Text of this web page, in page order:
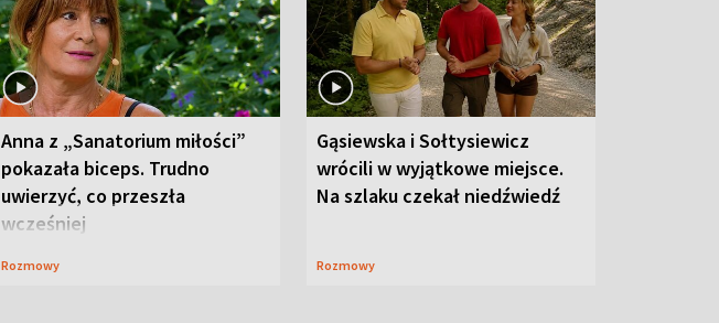
Anna z „Sanatorium miłości”
pokazała biceps. Trudno
uwierzyć, co przeszła
wcześniej
Rozmowy
Gąsiewska i Sołtysiewicz
wrócili w wyjątkowe miejsce.
Na szlaku czekał niedźwiedź
Rozmowy